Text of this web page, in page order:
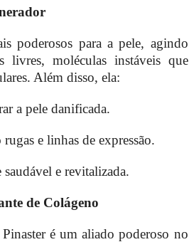
poderosos para a pele, agindo
livres, moléculas instáveis que
Além disso, ela:
a pele danificada.
e linhas de expressão.
e revitalizada.
de Colágeno
é um aliado poderoso no